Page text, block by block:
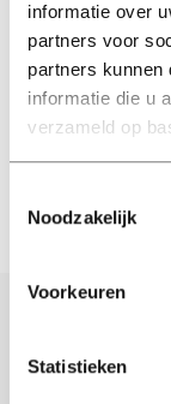
informatie over
partners voor
partners kunnen
informatie die u
verzameld op
Noodzakelijk
Voorkeuren
Statistieken
Blijf op de